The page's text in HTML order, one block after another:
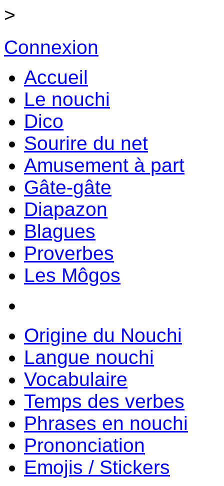
>
Connexion
Accueil
Le nouchi
Dico
Sourire du net
Amusement à part
Gâte-gâte
Diapazon
Blagues
Proverbes
Les Môgos
Origine du Nouchi
Langue nouchi
Vocabulaire
Temps des verbes
Phrases en nouchi
Prononciation
Emojis / Stickers